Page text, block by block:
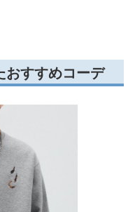
おすすめコーデ